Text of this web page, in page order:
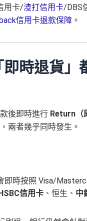
用卡/渣打信用卡/DBS
信用卡退款保障 。
時退貨」
後即時進行 Return（
兩者幾乎同時發生。
即時按照 Visa/
信用卡 、恒生、 中